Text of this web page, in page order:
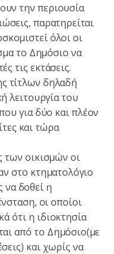
την περιουσία
παρατηρείται
όλοι οι
το Δημόσιο να
τις εκτάσεις.
τίτλων δηλαδή
λειτουργία του
για δύο και πλέον
και τώρα
των οικισμών οι
στο κτηματολόγιο
να δοθεί η
οι οποίοι
ότι η ιδιοκτησία
από το Δημόσιο(με
και χωρίς να